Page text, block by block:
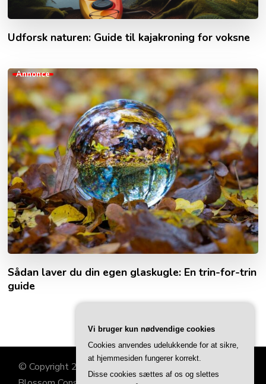
Udforsk naturen: Guide til kajakroning for voksne
Annonce
Sådan laver du din egen glaskugle: En trin-for-trin
guide
© Copyright 2026 Familiehjørnet . All Rights Reserved.
Vi bruger kun nødvendige cookies
Cookies anvendes udelukkende for at sikre,
at hjemmesiden fungerer korrekt.
Disse cookies sættes af os og slettes